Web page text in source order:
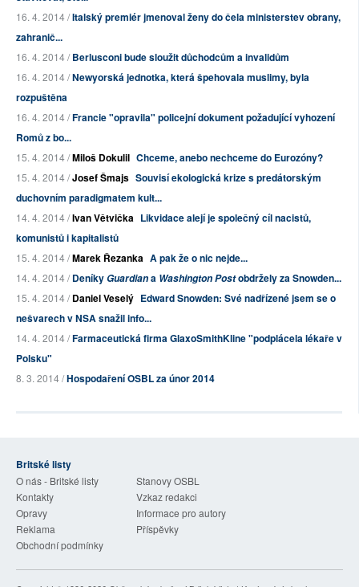
16. 4. 2014 /Italský premiér jmenoval ženy do čela ministerstev obrany,
zahranič...
16. 4. 2014 /Berlusconi bude sloužit důchodcům a invalidům
16. 4. 2014 /Newyorská jednotka, která špehovala muslimy, byla
rozpuštěna
16. 4. 2014 /Francie "opravila" policejní dokument požadující vyhození
Romů z bo...
15. 4. 2014 /Miloš Dokulil Chceme, anebo nechceme do Eurozóny?
15. 4. 2014 /Josef Šmajs Souvisí ekologická krize s predátorským
duchovním paradigmatem kult...
14. 4. 2014 /Ivan Větvička Likvidace alejí je společný cíl nacistů,
komunistů i kapitalistů
15. 4. 2014 /Marek Řezanka A pak že o nic nejde...
14. 4. 2014 /DeníkyGuardiana Washington Postobdržely za Snowden...
15. 4. 2014 /Daniel Veselý Edward Snowden: Své nadřízené jsem se o
nešvarech v NSA snažil info...
14. 4. 2014 /Farmaceutická firma GlaxoSmithKline "podplácela lékaře v
Polsku"
8. 3. 2014 /Hospodaření OSBL za únor 2014
Britské listy
O nás - Britské listy
Stanovy OSBL
Kontakty
Vzkaz redakci
Opravy
Informace pro autory
Reklama
Příspěvky
Obchodní podmínky